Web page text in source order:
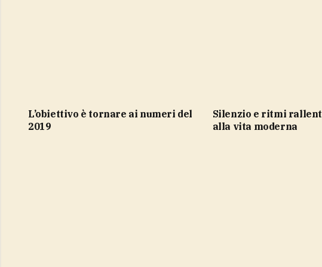
l’obiettivo è tornare ai numeri del
2019
Silenzio e ritmi rallentati, antidoto
alla vita moderna